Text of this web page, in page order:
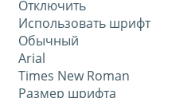
Отключить
Использовать шрифт
Обычный
Arial
Times New Roman
Размер шрифта